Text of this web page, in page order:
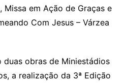
em Ação de Graças e
Com Jesus – Várzea
duas obras de Miniestádios
a realização da 3ª Edição